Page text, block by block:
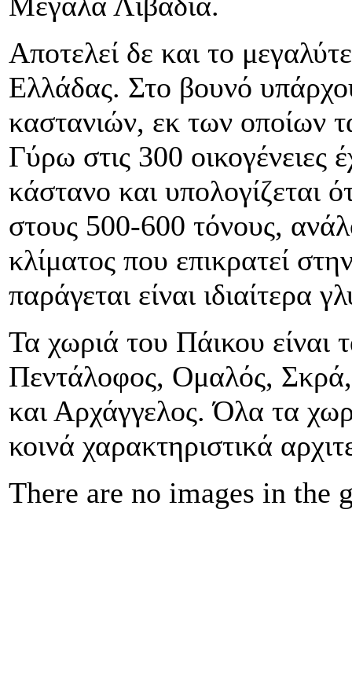
Αποτελεί δε και το
Ελλάδας. Στο βουνό
καστανιών, εκ των οποίων
Γύρω στις 300 οικογένειες
κάστανο και υπολογίζεται
στους 500-600 τόνους,
κλίματος που επικρατεί
παράγεται είναι ιδιαίτερα
Τα χωριά του Πάικου
Πεντάλοφος, Ομαλός,
και Αρχάγγελος. Όλα τα
κοινά χαρακτηριστικά
There are no images in the